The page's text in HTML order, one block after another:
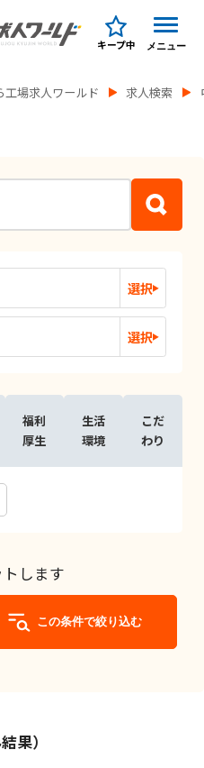
キープ中 メニュー
場求人ワールド 求人検索
選択
選択
福利
厚生
生活
環境
こだ
わり
します
この条件で絞り込む
果）